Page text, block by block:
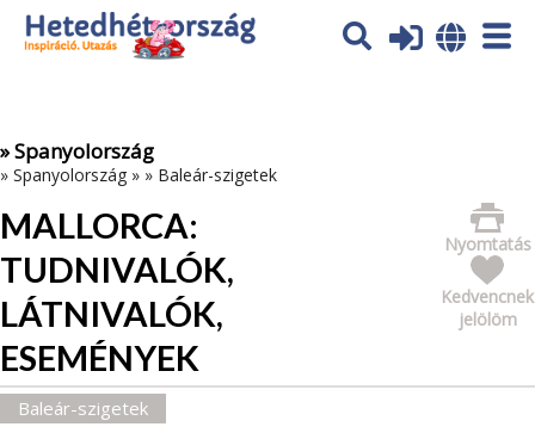
Az oldal sütiket (cookies) használ. További tájékoztatás itt:
Adatvédelmi tájékoztató
» Spanyolország
» Spanyolország » » Baleár-szigetek
MALLORCA:
TUDNIVALÓK,
LÁTNIVALÓK,
ESEMÉNYEK
Nyomtatás
Kedvencnek
jelölöm
Baleár-szigetek